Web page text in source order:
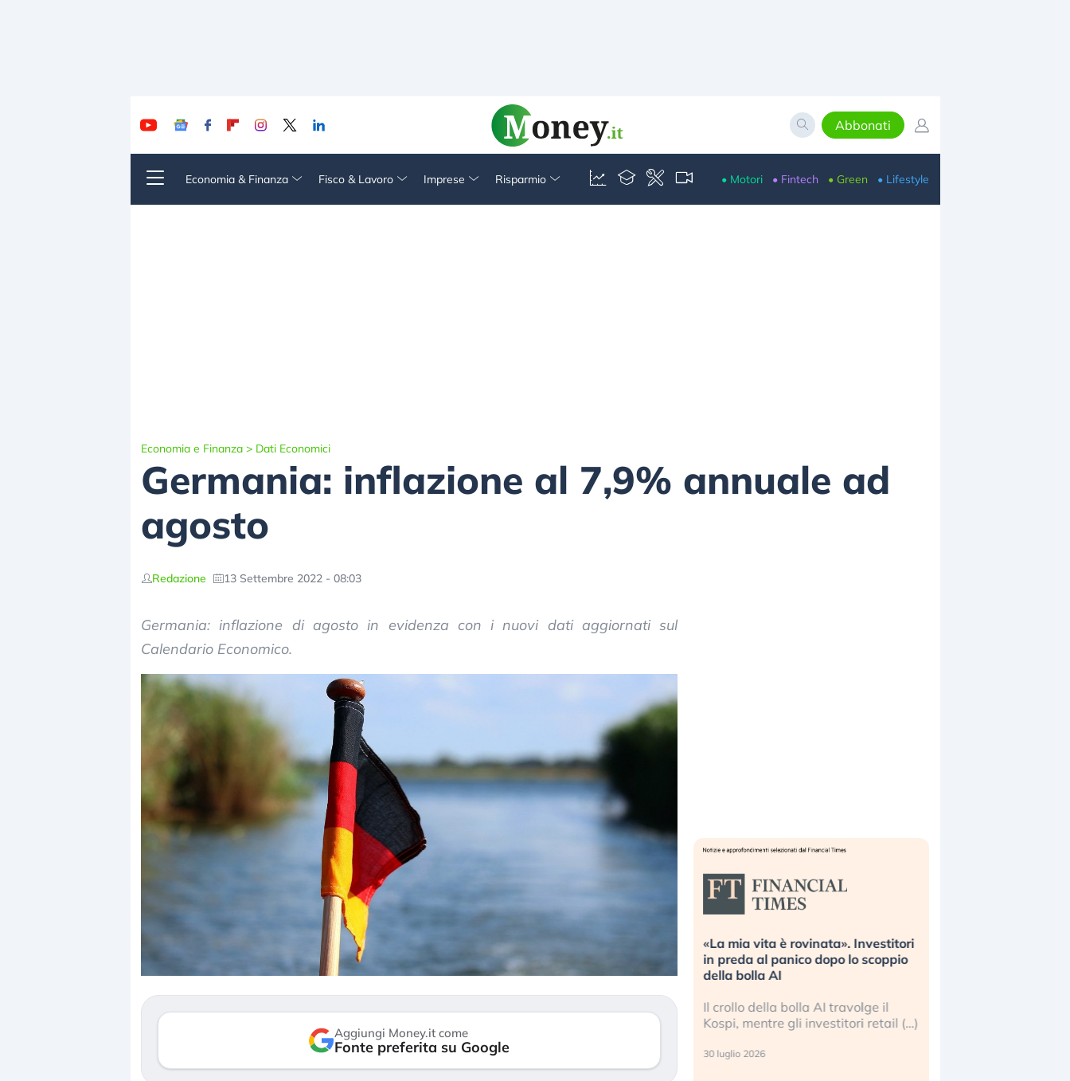
Abbonati
Economia & Finanza Fisco & Lavoro Imprese Risparmio • Motori • Fintech • Green • Lifestyle
Economia e Finanza > Dati Economici
Germania: inflazione al 7,9% annuale ad
agosto
Redazione 13 Settembre 2022 - 08:03
Germania: inflazione di agosto in evidenza con i nuovi dati aggiornati sul
Calendario Economico.
Aggiungi Money.it come
Fonte preferita su Google
Dalle valutazioni estreme alla
correzione. Cosa sta guidando il
repricing degli asset?
verso le (…)
3 agosto 2026
«La mia vita è rovinata». Investitori
in preda al panico dopo lo scoppio
della bolla AI
Il crollo della bolla AI travolge il
Kospi, mentre gli investitori retail (…)
30 luglio 2026